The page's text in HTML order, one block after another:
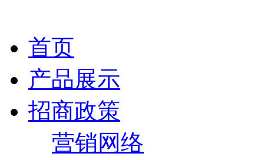
首页
产品展示
招商政策
营销网络